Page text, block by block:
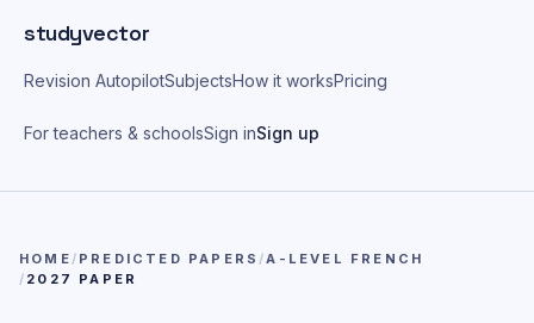
studyvector
Revision AutopilotSubjectsHow it worksPricing
For teachers & schoolsSign inSign up
HOME / PREDICTED PAPERS /A-LEVEL FRENCH
/ 2027 PAPER